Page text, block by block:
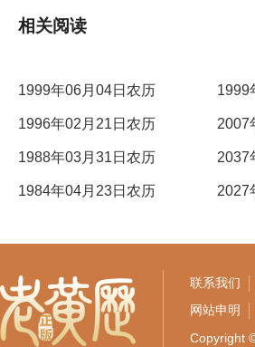
相关阅读
1999年06月04日农历 1999
1996年02月21日农历 2007
1988年03月31日农历 2037
1984年04月23日农历 2027
联系我们
网站申明
Copyright